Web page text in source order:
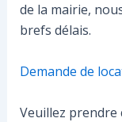
de la mairie,
brefs délais.
Demande de
Veuillez prendre